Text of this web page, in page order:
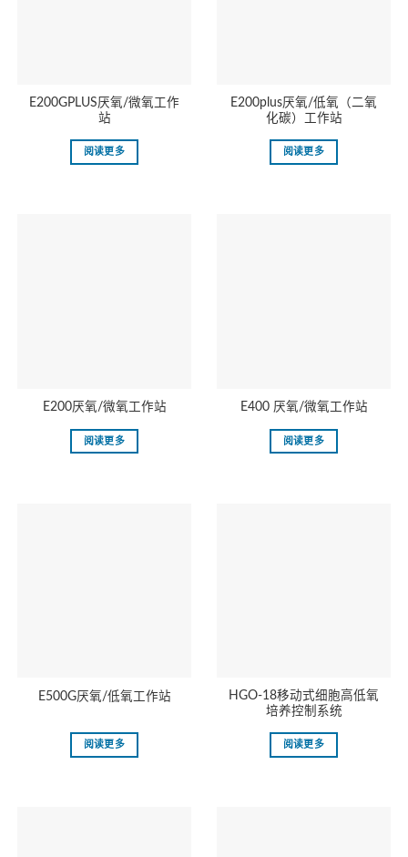
E200GPLUS厌氧/微氧工作
站
阅读更多
E200plus厌氧/低氧（二氧
化碳）工作站
阅读更多
E200厌氧/微氧工作站
阅读更多
E400 厌氧/微氧工作站
阅读更多
E500G厌氧/低氧工作站
阅读更多
HGO-18移动式细胞高低氧
培养控制系统
阅读更多